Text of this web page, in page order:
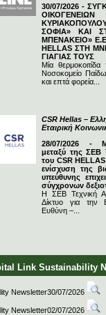
30/07/2026 -
ΣΟΦΙΑ» ΚΑΙ
ΜΠΕΝΑΚΕΙΟ»
HELLAS ΣΤΗ
ΓΙΑΓΙΑΣ ΤΟΥΣ
Μία
Νοσοκομείο
και επτά φορεία...
CSR Hellas –
Εταιρική
28/07/2026 -
μεταξύ της ΣΕΒ
του CSR
ενίσχυση της
υπεύθυνης
σύγχρονων
Η ΣΕΒ Τεχνική
Δίκτυο για την
Ευθύνη –...
Link Sustainability
Newsletter30/07/2026
Newsletter02/07/2026